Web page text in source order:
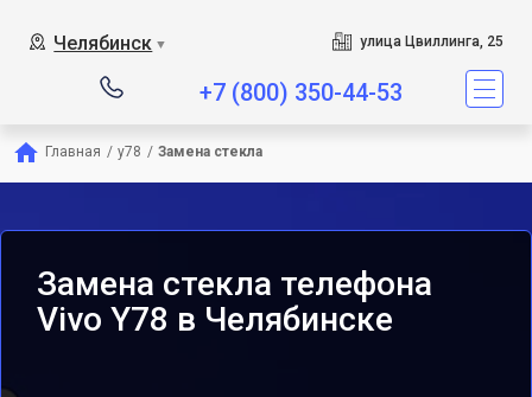
Челябинск ▼ улица Цвиллинга, 25
+7 (800) 350-44-53
Главная / y78 / Замена стекла
Замена стекла телефона
Vivo Y78 в Челябинске